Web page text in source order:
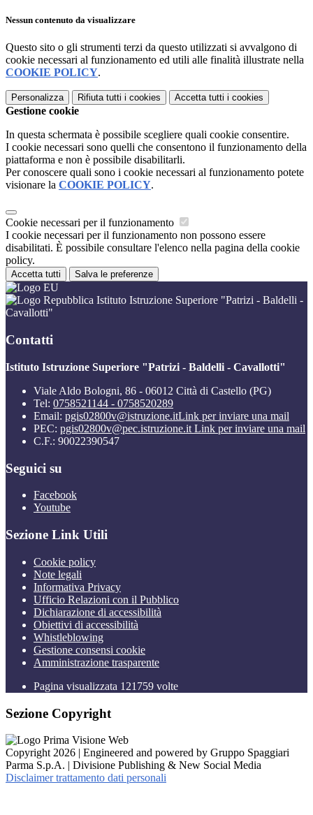
Nessun contenuto da visualizzare
Questo sito o gli strumenti terzi da questo utilizzati si avvalgono di
cookie necessari al funzionamento ed utili alle finalità illustrate nella
COOKIE POLICY.
Personalizza Rifiuta tutti i cookies Accetta tutti i cookies
Gestione cookie
In questa schermata è possibile scegliere quali cookie consentire.
I cookie necessari sono quelli che consentono il funzionamento della
piattaforma e non è possibile disabilitarli.
Per conoscere quali sono i cookie necessari al funzionamento potete
visionare la COOKIE POLICY.
Cookie necessari per il funzionamento
I cookie necessari per il funzionamento non possono essere
disabilitati. È possibile consultare l'elenco nella pagina della cookie
policy.
Accetta tutti Salva le preferenze
Istituto Istruzione Superiore "Patrizi - Baldelli -
Cavallotti"
Contatti
Istituto Istruzione Superiore "Patrizi - Baldelli - Cavallotti"
Viale Aldo Bologni, 86 - 06012 Città di Castello (PG)
Tel: 0758521144 - 0758520289
Email: pgis02800v@istruzione.itLink per inviare una mail
PEC: pgis02800v@pec.istruzione.it Link per inviare una mail
C.F.: 90022390547
Seguici su
Facebook
Youtube
Sezione Link Utili
Cookie policy
Note legali
Informativa Privacy
Ufficio Relazioni con il Pubblico
Dichiarazione di accessibilità
Obiettivi di accessibilità
Whistleblowing
Gestione consensi cookie
Amministrazione trasparente
Pagina visualizzata 121759 volte
Sezione Copyright
Copyright 2026 | Engineered and powered by Gruppo Spaggiari
Parma S.p.A. | Divisione Publishing & New Social Media
Disclaimer trattamento dati personali